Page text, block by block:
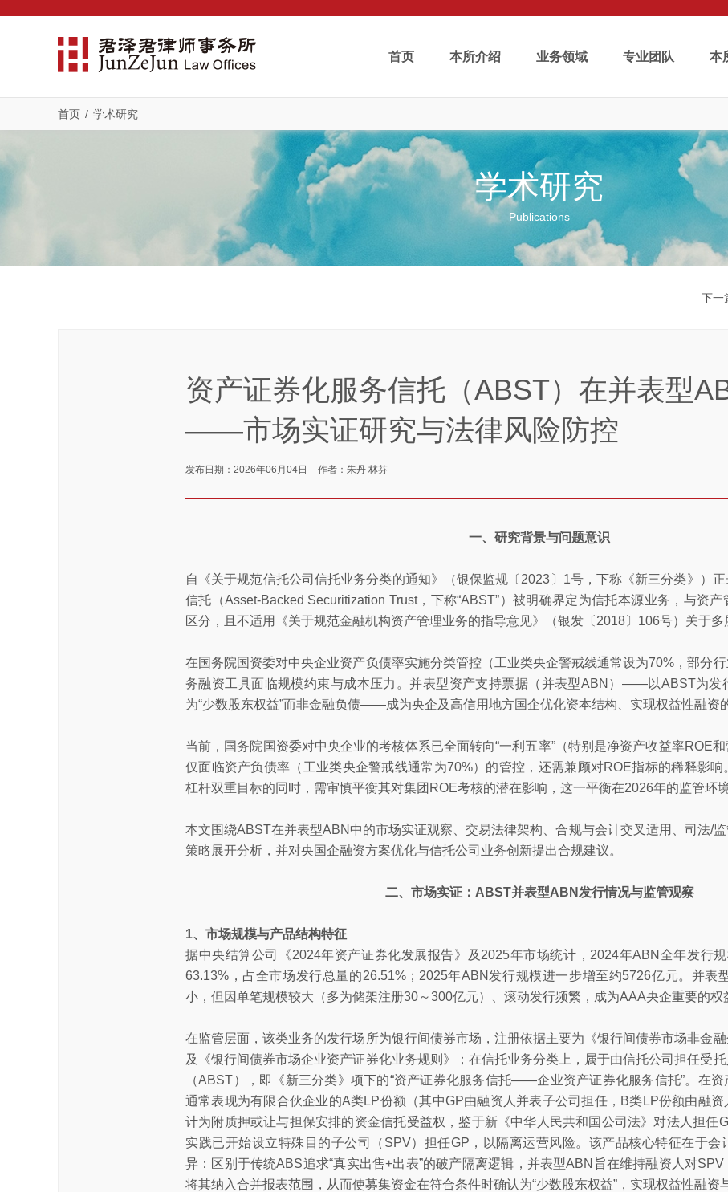
首页 本所介绍 业务领域 专业团队 本
首页 / 学术研究
学术研究
Publications
下一
资产证券化服务信托（ABST）在并表型
——市场实证研究与法律风险防控
发布日期：2026年06月04日 作者：朱丹 林芬
一、研究背景与问题意识
自《关于规范信托公司信托业务分类的通知》（银保监规〔2023〕1号，下称《新三分类》）
信托（Asset-Backed Securitization Trust，下称“ABST”）被明确界定为信托本源业务，与资
区分，且不适用《关于规范金融机构资产管理业务的指导意见》（银发〔2018〕106号）关于多
在国务院国资委对中央企业资产负债率实施分类管控（工业类央企警戒线通常设为70%，部分
务融资工具面临规模约束与成本压力。并表型资产支持票据（并表型ABN）——以ABST为发
为“少数股东权益”而非金融负债——成为央企及高信用地方国企优化资本结构、实现权益性融资
当前，国务院国资委对中央企业的考核体系已全面转向“一利五率”（特别是净资产收益率ROE
仅面临资产负债率（工业类央企警戒线通常为70%）的管控，还需兼顾对ROE指标的稀释影
杠杆双重目标的同时，需审慎平衡其对集团ROE考核的潜在影响，这一平衡在2026年的监管环
本文围绕ABST在并表型ABN中的市场实证观察、交易法律架构、合规与会计交叉适用、司法/
策略展开分析，并对央国企融资方案优化与信托公司业务创新提出合规建议。
二、市场实证：ABST并表型ABN发行情况与监管观察
1、市场规模与产品结构特征
据中央结算公司《2024年资产证券化发展报告》及2025年市场统计，2024年ABN全年发行
63.13%，占全市场发行总量的26.51%；2025年ABN发行规模进一步增至约5726亿元。并表
小，但因单笔规模较大（多为储架注册30～300亿元）、滚动发行频繁，成为AAA央企重要的权
在监管层面，该类业务的发行场所为银行间债券市场，注册依据主要为《银行间债券市场非金融
及《银行间债券市场企业资产证券化业务规则》；在信托业务分类上，属于由信托公司担任受
（ABST），即《新三分类》项下的“资产证券化服务信托——企业资产证券化服务信托”。在
通常表现为有限合伙企业的A类LP份额（其中GP由融资人并表子公司担任，B类LP份额由融
计为附质押或让与担保安排的资金信托受益权，鉴于新《中华人民共和国公司法》对法人担任
实践已开始设立特殊目的子公司（SPV）担任GP，以隔离运营风险。该产品核心特征在于会
异：区别于传统ABS追求“真实出售+出表”的破产隔离逻辑，并表型ABN旨在维持融资人对
将其纳入合并报表范围，从而使募集资金在符合条件时确认为“少数股东权益”，实现权益性融资